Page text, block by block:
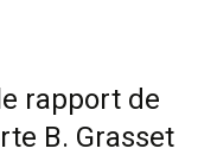
rapport de
B. Grasset